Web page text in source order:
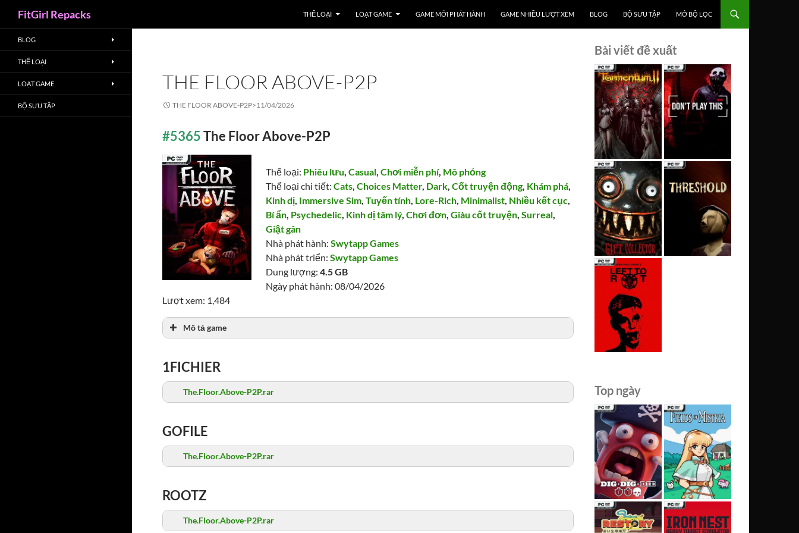
FitGirl Repacks THỂ LOẠI LOẠT GAME GAME MỚI PHÁT HÀNH GAME NHIỀU LƯỢT XEM BLOG BỘ SƯU TẬP MỞ BỘ LỌC
THE FLOOR ABOVE-P2P
THE FLOOR ABOVE-P2P>11/04/2026
#5365The Floor Above-P2P
Thể loại: Phiêu lưu,Casual,Chơi miễn phí, Mô phỏng
Thể loại chi tiết:Cats,Choices Matter, Dark,Cốt truyện động, Khám phá,
Kinh dị, Immersive Sim,Tuyến tính, Lore-Rich, Minimalist, Nhiều kết cục,
Bí ẩn, Psychedelic, Kinh dị tâm lý,Chơi đơn,Giàu cốt truyện,Surreal,
Giật gân
Nhà phát hành:Swytapp Games
Nhà phát triển:Swytapp Games
Dung lượng:4.5 GB
Ngày phát hành: 08/04/2026
Lượt xem: 1,484
Mô tả game
1FICHIER
The.Floor.Above-P2P.rar
GOFILE
The.Floor.Above-P2P.rar
ROOTZ
The.Floor.Above-P2P.rar
Bài viết đề xuất
Top ngày
BLOG
THỂ LOẠI
LOẠT GAME
BỘ SƯU TẬP